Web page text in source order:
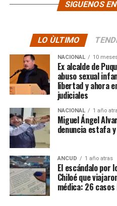
SIGUENOS
LO ÙLTIMO
NACIONAL 10
Ex alcalde de
abuso sexual
libertad y ahora
judiciales
NACIONAL 1 año
Miguel Ángel
denuncia estafa
ANCUD 1 año atras
El escándalo por
Chiloé que
médica: 26